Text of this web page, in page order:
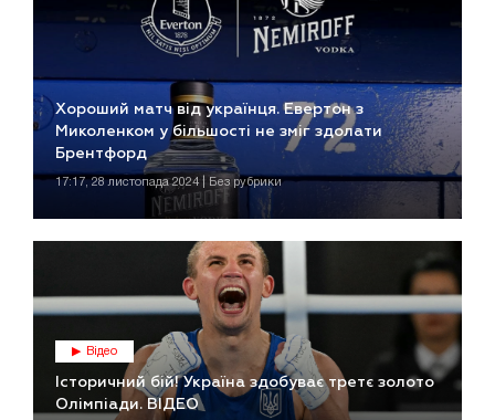
Хороший матч від українця. Евертон з
Миколенком у більшості не зміг здолати
Брентфорд
17:17, 28 листопада 2024 | Без рубрики
Відео
Історичний бій! Україна здобуває третє золото
Олімпіади. ВІДЕО